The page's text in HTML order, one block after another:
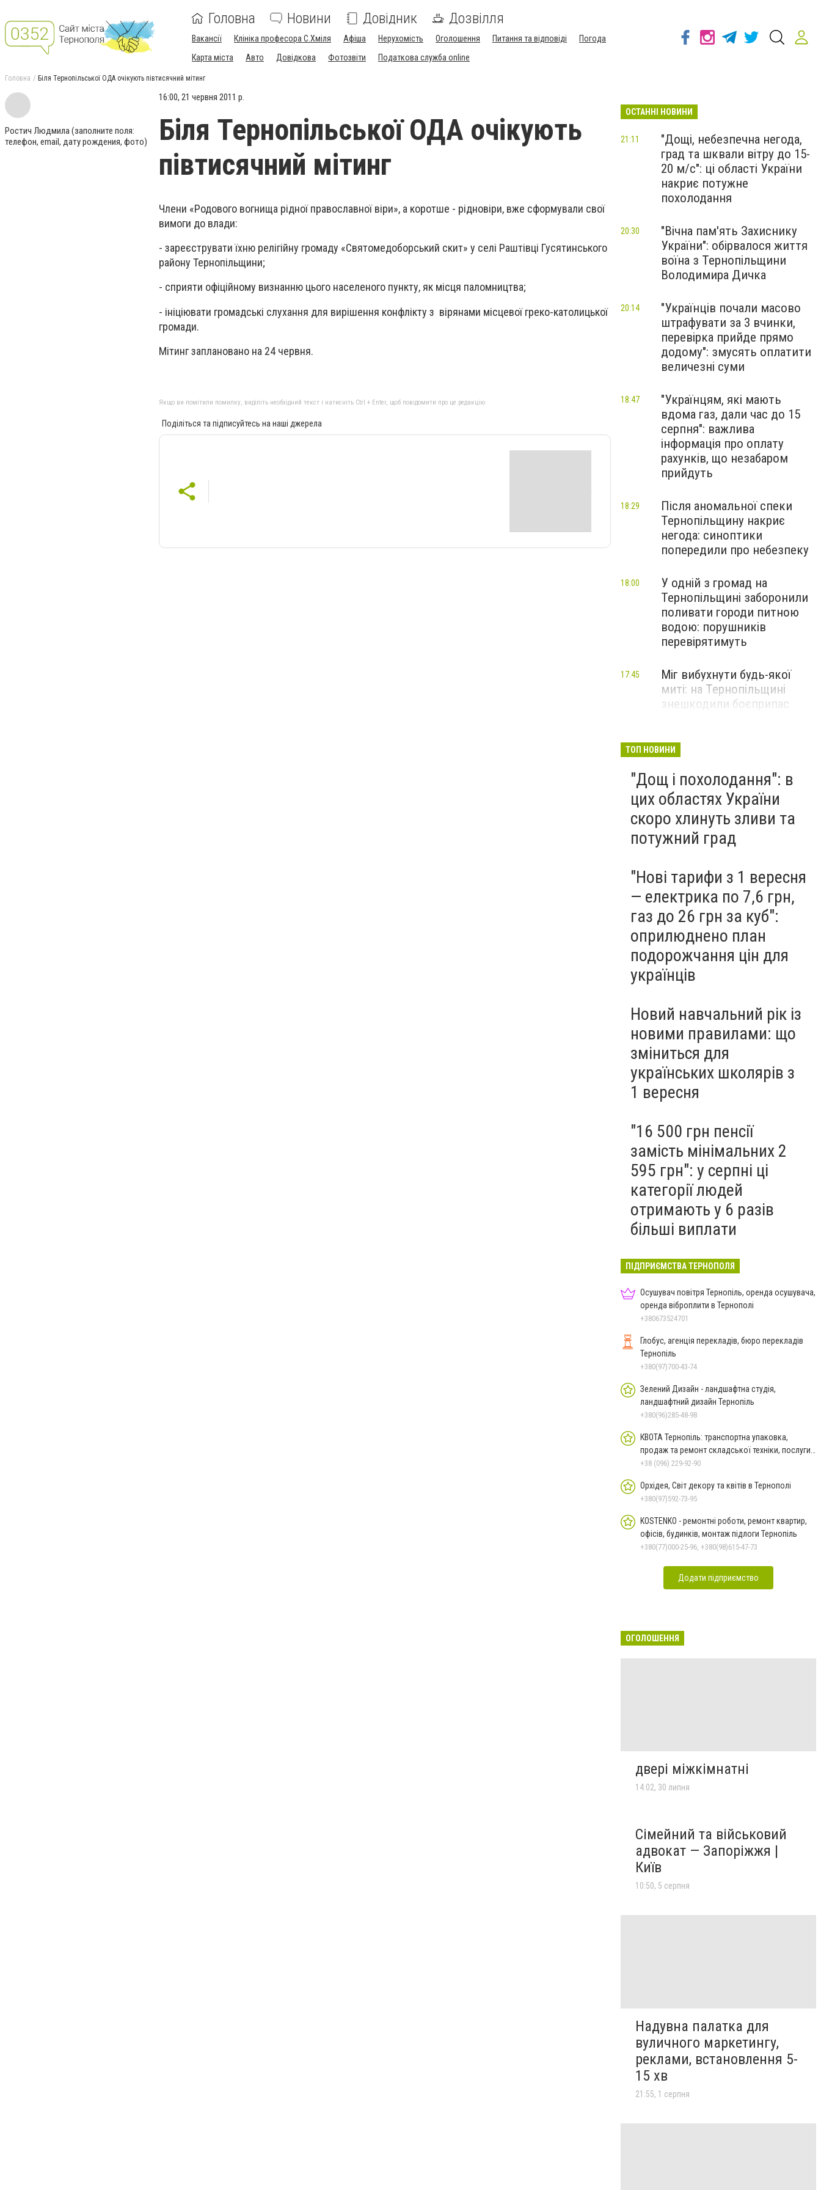
Головна Новини Довідник Дозвілля
Вакансії Клініка професора С.Хміля Афіша Нерухомість Оголошення Питання та відповіді
Погода
Карта міста
Авто Довідкова Фотозвіти Податкова служба online
Головна Біля Тернопільської ОДА очікують півтисячний мітинг
Ростич Людмила (заполните поля:
телефон, email, дату рождения, фото)
16:00, 21 червня 2011 р.
Біля Тернопільської ОДА очікують
півтисячний мітинг
Члени «Родового вогнища рідної православної віри», а коротше - рідновіри, вже сформували свої
вимоги до влади:
- зареєструвати їхню релігійну громаду «Святомедоборський скит» у селі Раштівці Гусятинського
району Тернопільщини;
- сприяти офіційному визнанню цього населеного пункту, як місця паломництва;
- ініціювати громадські слухання для вирішення конфлікту з вірянами місцевої греко-католицької
громади.
Мітинг заплановано на 24 червня.
Якщо ви помітили помилку, виділіть необхідний текст і натисніть Ctrl + Enter, щоб повідомити про це редакцію
Поділіться та підписуйтесь на наші джерела
ОСТАННІ НОВИНИ
"Дощі, небезпечна негода,
град та шквали вітру до 15-
20 м/с": ці області України
накриє потужне
похолодання
21:11
"Вічна пам'ять Захиснику
України": обірвалося життя
воїна з Тернопільщини
Володимира Дичка
20:30
"Українців почали масово
штрафувати за 3 вчинки,
перевірка прийде прямо
додому": змусять оплатити
величезні суми
20:14
"Українцям, які мають
вдома газ, дали час до 15
серпня": важлива
інформація про оплату
рахунків, що незабаром
прийдуть
18:47
Після аномальної спеки
Тернопільщину накриє
негода: синоптики
попередили про небезпеку
18:29
У одній з громад на
Тернопільщині заборонили
поливати городи питною
водою: порушників
перевірятимуть
18:00
Міг вибухнути будь-якої
миті: на Тернопільщині
знешкодили боєприпас
17:45
моторошної ДТП на
постраждалих - дитина
(ФОТО)
ТОП НОВИНИ
"Дощ і похолодання": в
цих областях України
скоро хлинуть зливи та
потужний град
"Нові тарифи з 1 вересня
— електрика по 7,6 грн,
газ до 26 грн за куб":
оприлюднено план
подорожчання цін для
українців
Новий навчальний рік із
новими правилами: що
зміниться для
українських школярів з
1 вересня
"16 500 грн пенсії
замість мінімальних 2
595 грн": у серпні ці
категорії людей
отримають у 6 разів
більші виплати
ПІДПРИЄМСТВА ТЕРНОПОЛЯ
Осушувач повітря Тернопіль, оренда осушувача,
оренда віброплити в Тернополі
+380673524701
Глобус, агенція перекладів, бюро перекладів
Тернопіль
+380(97)700-43-74
Зелений Дизайн - ландшафтна студія,
ландшафтний дизайн Тернопіль
+380(96)285-48-98
КВОТА Тернопіль: транспортна упаковка,
продаж та ремонт складської техніки, послуги з
металообробки
+38 (096) 229-92-90
Орхідея, Світ декору та квітів в Тернополі
+380(97)592-73-95
KOSTENKO - ремонтні роботи, ремонт квартир,
офісів, будинків, монтаж підлоги Тернопіль
+380(77)000-25-96, +380(98)615-47-73
Додати підприємство
ОГОЛОШЕННЯ
двері міжкімнатні
14:02, 30 липня
Сімейний та військовий
адвокат — Запоріжжя |
Київ
10:50, 5 серпня
Надувна палатка для
вуличного маркетингу,
реклами, встановлення 5-
15 хв
21:55, 1 серпня